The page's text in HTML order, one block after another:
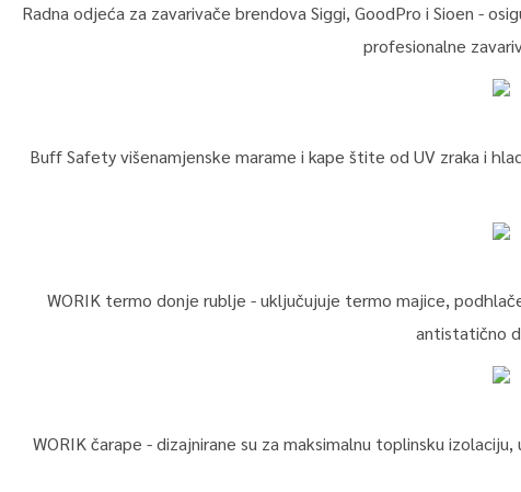
Radna odjeća za zavarivače brendova Siggi, GoodPro i Sioen -
profesionalne
Buff Safety višenamjenske marame i kape štite od UV zraka i
WORIK termo donje rublje - uključujuje termo majice,
antistatično
WORIK čarape - dizajnirane su za maksimalnu toplinsku